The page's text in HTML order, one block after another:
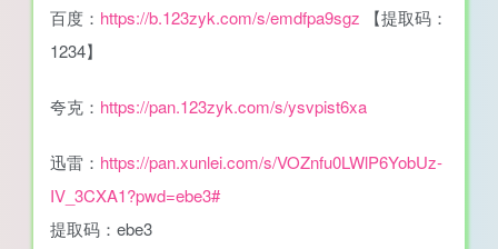
百度： https://b.123zyk.com/s/emdfpa9sgz 【提取码：
1234】
夸克： https://pan.123zyk.com/s/ysvpist6xa
迅雷： https://pan.xunlei.com/s/VOZnfu0LWlP6YobUz-
IV_3CXA1?pwd=ebe3#
提取码：ebe3